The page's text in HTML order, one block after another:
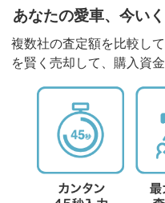
あなたの愛車、今い
複数社の査定額を比較し
を賢く売却して、購入資